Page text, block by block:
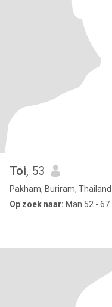
Toi, 53
Pakham, Buriram, Thailand
Op zoek naar: Man 52 - 67